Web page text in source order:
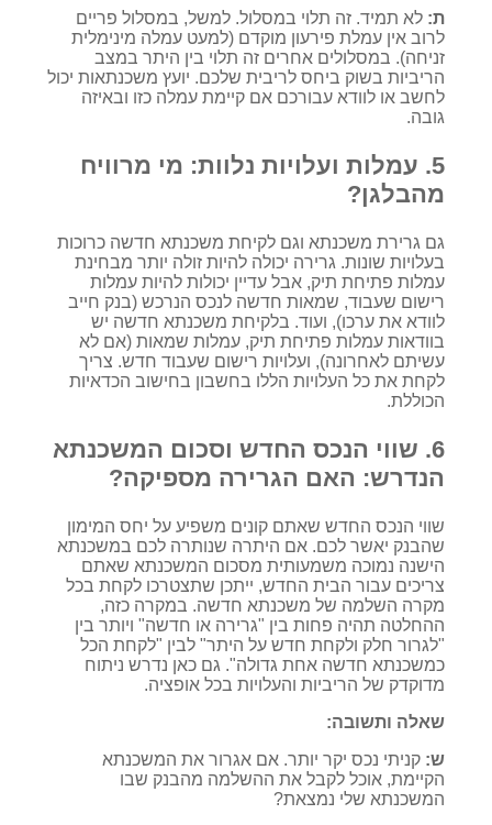
ת: לא תמיד. זה תלוי במסלול. למשל, במסלול פריים
לרוב אין עמלת פירעון מוקדם (למעט עמלה מינימלית
זניחה). במסלולים אחרים זה תלוי בין היתר במצב
הריביות בשוק ביחס לריבית שלכם. יועץ משכנתאות יכול
לחשב או לוודא עבורכם אם קיימת עמלה כזו ובאיזה
גובה.
5. עמלות ועלויות נלוות: מי מרוויח
מהבלגן?
גם גרירת משכנתא וגם לקיחת משכנתא חדשה כרוכות
בעלויות שונות. גרירה יכולה להיות זולה יותר מבחינת
עמלות פתיחת תיק, אבל עדיין יכולות להיות עמלות
רישום שעבוד, שמאות חדשה לנכס הנרכש (בנק חייב
לוודא את ערכו), ועוד. בלקיחת משכנתא חדשה יש
בוודאות עמלות פתיחת תיק, עמלות שמאות (אם לא
עשיתם לאחרונה), ועלויות רישום שעבוד חדש. צריך
לקחת את כל העלויות הללו בחשבון בחישוב הכדאיות
הכוללת.
6. שווי הנכס החדש וסכום המשכנתא
הנדרש: האם הגרירה מספיקה?
שווי הנכס החדש שאתם קונים משפיע על יחס המימון
שהבנק יאשר לכם. אם היתרה שנותרה לכם במשכנתא
הישנה נמוכה משמעותית מסכום המשכנתא שאתם
צריכים עבור הבית החדש, ייתכן שתצטרכו לקחת בכל
מקרה השלמה של משכנתא חדשה. במקרה כזה,
ההחלטה תהיה פחות בין "גרירה או חדשה" ויותר בין
"לגרור חלק ולקחת חדש על היתר" לבין "לקחת הכל
כמשכנתא חדשה אחת גדולה". גם כאן נדרש ניתוח
מדוקדק של הריביות והעלויות בכל אופציה.
שאלה ותשובה:
ש: קניתי נכס יקר יותר. אם אגרור את המשכנתא
הקיימת, אוכל לקבל את ההשלמה מהבנק שבו
המשכנתא שלי נמצאת?